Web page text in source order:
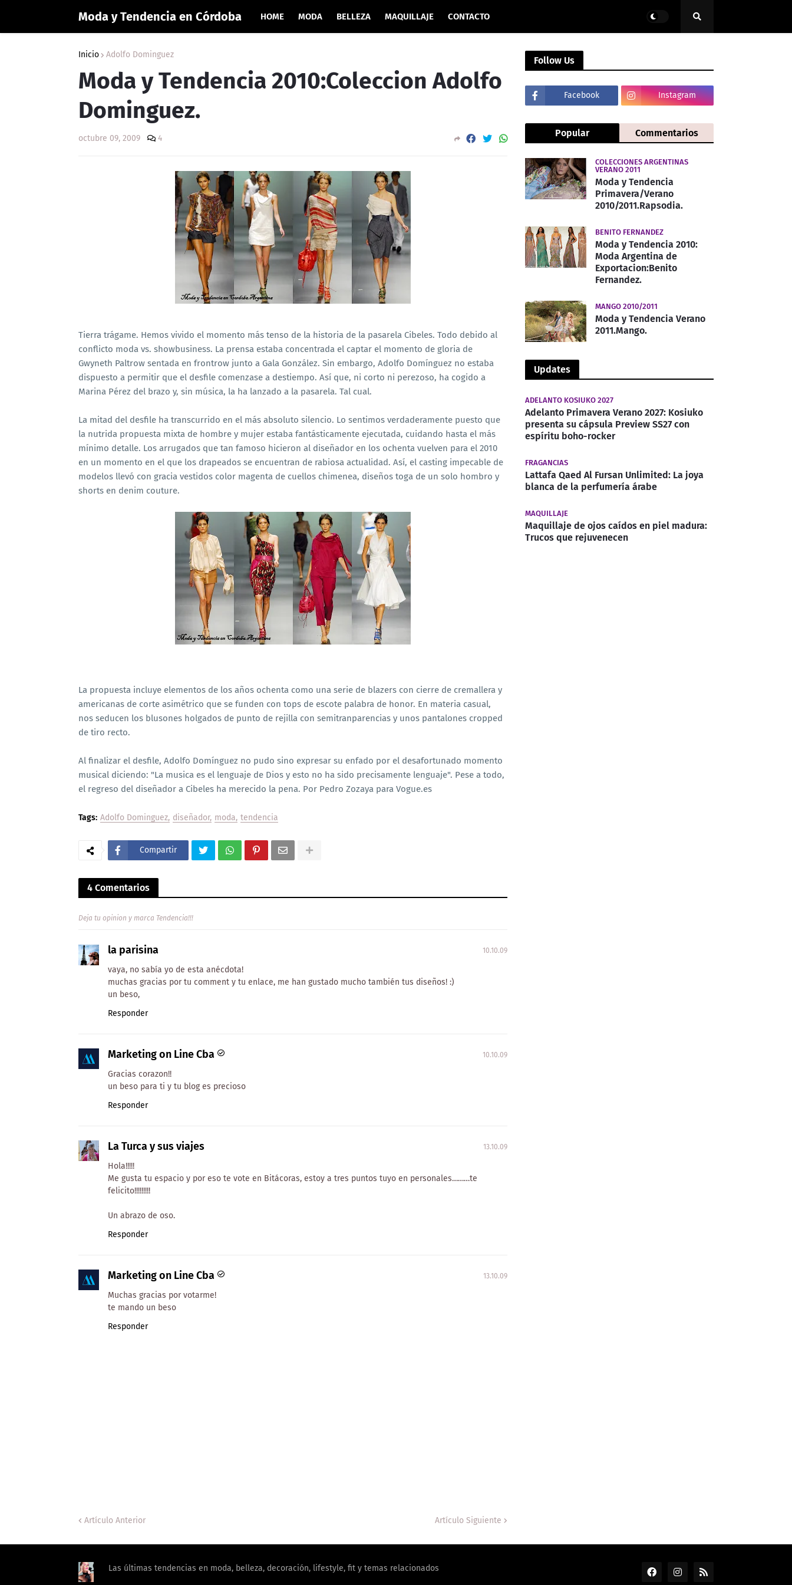
Moda y Tendencia en Córdoba HOME MODA BELLEZA MAQUILLAJE CONTACTO
Inicio Adolfo Dominguez
Moda y Tendencia 2010:Coleccion Adolfo
Dominguez.
octubre 09, 2009 4
Tierra trágame. Hemos vivido el momento más tenso de la historia de la pasarela Cibeles. Todo debido al
conflicto moda vs. showbusiness. La prensa estaba concentrada el captar el momento de gloria de
Gwyneth Paltrow sentada en frontrow junto a Gala González. Sin embargo, Adolfo Domínguez no estaba
dispuesto a permitir que el desfile comenzase a destiempo. Así que, ni corto ni perezoso, ha cogido a
Marina Pérez del brazo y, sin música, la ha lanzado a la pasarela. Tal cual.
La mitad del desfile ha transcurrido en el más absoluto silencio. Lo sentimos verdaderamente puesto que
la nutrida propuesta mixta de hombre y mujer estaba fantásticamente ejecutada, cuidando hasta el más
mínimo detalle. Los arrugados que tan famoso hicieron al diseñador en los ochenta vuelven para el 2010
en un momento en el que los drapeados se encuentran de rabiosa actualidad. Así, el casting impecable de
modelos llevó con gracia vestidos color magenta de cuellos chimenea, diseños toga de un solo hombro y
shorts en denim couture.
La propuesta incluye elementos de los años ochenta como una serie de blazers con cierre de cremallera y
americanas de corte asimétrico que se funden con tops de escote palabra de honor. En materia casual,
nos seducen los blusones holgados de punto de rejilla con semitranparencias y unos pantalones cropped
de tiro recto.
Al finalizar el desfile, Adolfo Domínguez no pudo sino expresar su enfado por el desafortunado momento
musical diciendo: "La musica es el lenguaje de Dios y esto no ha sido precisamente lenguaje". Pese a todo,
el regreso del diseñador a Cibeles ha merecido la pena. Por Pedro Zozaya para Vogue.es
Tags: Adolfo Dominguez diseñador moda tendencia
Compartir
4 Comentarios
Deja tu opinion y marca Tendencia!!!
la parisina 10.10.09
vaya, no sabía yo de esta anécdota!
muchas gracias por tu comment y tu enlace, me han gustado mucho también tus diseños! :)
un beso,
Responder
Marketing on Line Cba 10.10.09
Gracias corazon!!
un beso para ti y tu blog es precioso
Responder
La Turca y sus viajes 13.10.09
Hola!!!!!
Me gusta tu espacio y por eso te vote en Bitácoras, estoy a tres puntos tuyo en personales………te
felicito!!!!!!!!!
Un abrazo de oso.
Responder
Marketing on Line Cba 13.10.09
Muchas gracias por votarme!
te mando un beso
Responder
Artículo Anterior Artículo Siguiente
Follow Us
Facebook Instagram
Popular Commentarios
COLECCIONES ARGENTINAS
VERANO 2011
Moda y Tendencia
Primavera/Verano
2010/2011.Rapsodia.
BENITO FERNANDEZ
Moda y Tendencia 2010:
Moda Argentina de
Exportacion:Benito
Fernandez.
MANGO 2010/2011
Moda y Tendencia Verano
2011.Mango.
Updates
ADELANTO KOSIUKO 2027
Adelanto Primavera Verano 2027: Kosiuko
presenta su cápsula Preview SS27 con
espíritu boho-rocker
FRAGANCIAS
Lattafa Qaed Al Fursan Unlimited: La joya
blanca de la perfumería árabe
MAQUILLAJE
Maquillaje de ojos caídos en piel madura:
Trucos que rejuvenecen
Las últimas tendencias en moda, belleza, decoración, lifestyle, fit y temas relacionados